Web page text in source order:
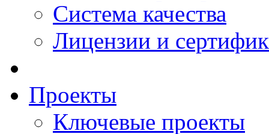
Система качества
Лицензии и
Проекты
Ключевые проекты